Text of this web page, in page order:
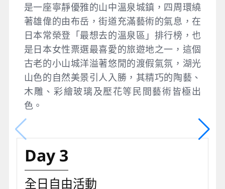
是一座寧靜優雅的山中溫泉城鎮，四周環繞
著雄偉的由布岳，街道充滿藝術的氣息，在
日本常榮登「最想去的溫泉區」排行榜，也
是日本女性票選最喜愛的旅遊地之一，這個
古老的小山城洋溢著悠閒的渡假氣氛，湖光
山色的自然美景引人入勝，其精巧的陶藝、
木雕、彩繪玻璃及壓花等民間藝術皆極出
色。
Day 3
全日自由活動